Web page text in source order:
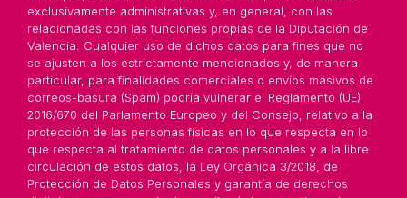
exclusivamente administrativas y, en general, con las
relacionadas con las funciones propias de la Diputación de
Valencia. Cualquier uso de dichos datos para fines que no
se ajusten a los estrictamente mencionados y, de manera
particular, para finalidades comerciales o envíos masivos de
correos-basura (Spam) podría vulnerar el Reglamento (UE)
2016/670 del Parlamento Europeo y del Consejo, relativo a la
protección de las personas físicas en lo que respecta en lo
que respecta al tratamiento de datos personales y a la libre
circulación de estos datos, la Ley Orgánica 3/2018, de
Protección de Datos Personales y garantía de derechos